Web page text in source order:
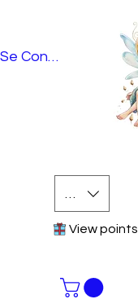
Se Connecter
EUR (€)
View points